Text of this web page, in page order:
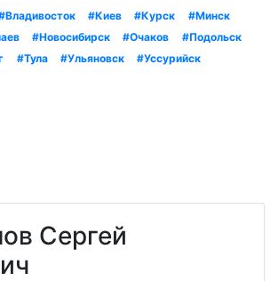
#Киев #Курск
#Минск
#Новосибирск #Очаков
#Подольск
#Тула #Ульяновск
#Уссурийск
Сергей